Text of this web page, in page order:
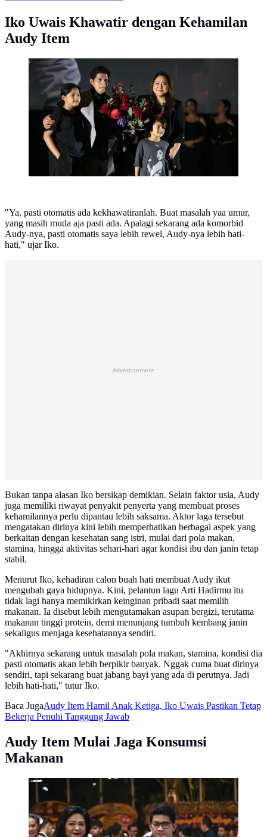
Iko Uwais Khawatir dengan Kehamilan
Audy Item
keluarga Iko Uwais dan Audy Item
(KapanLagi.com/Budy Santoso)
"Ya, pasti otomatis ada kekhawatiranlah. Buat masalah yaa umur,
yang masih muda aja pasti ada. Apalagi sekarang ada komorbid
Audy-nya, pasti otomatis saya lebih rewel, Audy-nya lebih hati-
hati," ujar Iko.
Advertisement
Bukan tanpa alasan Iko bersikap demikian. Selain faktor usia, Audy
juga memiliki riwayat penyakit penyerta yang membuat proses
kehamilannya perlu dipantau lebih saksama. Aktor laga tersebut
mengatakan dirinya kini lebih memperhatikan berbagai aspek yang
berkaitan dengan kesehatan sang istri, mulai dari pola makan,
stamina, hingga aktivitas sehari-hari agar kondisi ibu dan janin tetap
stabil.
Menurut Iko, kehadiran calon buah hati membuat Audy ikut
mengubah gaya hidupnya. Kini, pelantun lagu Arti Hadirmu itu
tidak lagi hanya memikirkan keinginan pribadi saat memilih
makanan. Ia disebut lebih mengutamakan asupan bergizi, terutama
makanan tinggi protein, demi menunjang tumbuh kembang janin
sekaligus menjaga kesehatannya sendiri.
"Akhirnya sekarang untuk masalah pola makan, stamina, kondisi dia
pasti otomatis akan lebih berpikir banyak. Nggak cuma buat dirinya
sendiri, tapi sekarang buat jabang bayi yang ada di perutnya. Jadi
lebih hati-hati," tutur Iko.
Baca JugaAudy Item Hamil Anak Ketiga, Iko Uwais Pastikan Tetap
Bekerja Penuhi Tanggung Jawab
Audy Item Mulai Jaga Konsumsi
Makanan